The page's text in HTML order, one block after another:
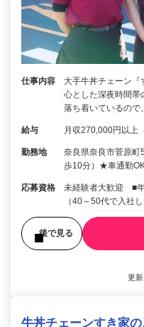
仕事内容
大手牛丼チェーン『
心とした深夜時間帯
落ち着いているの
給与 月収270,000円以上
勤務地
奈良県奈良市菅原町
歩10分）★車通勤
応募資格
未経験者大歓迎 ■
（40～50代で入社
後で見る
更
牛丼チェーンすき家